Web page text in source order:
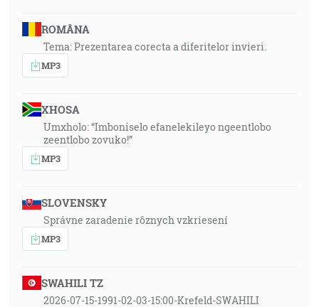
ROMÂNA
Tema: Prezentarea corecta a diferitelor invieri.
MP3
XHOSA
Umxholo: “Imboniselo efanelekileyo ngeentlobo
zeentlobo zovuko!”
MP3
SLOVENSKY
Správne zaradenie rôznych vzkriesení
MP3
SWAHILI TZ
2026-07-15-1991-02-03-15:00-Krefeld-SWAHILI